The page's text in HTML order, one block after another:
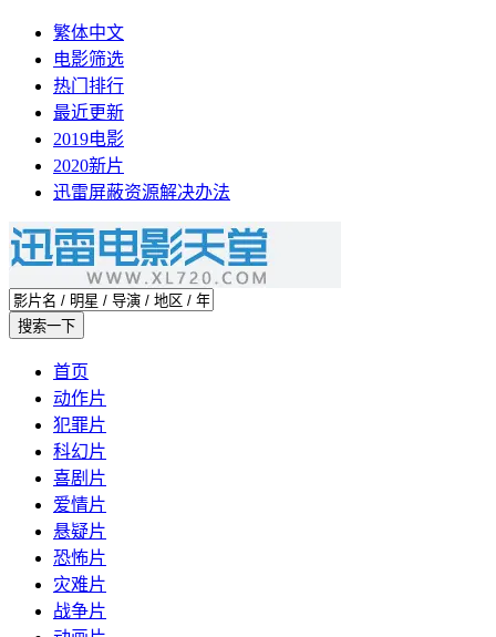
繁体中文
电影筛选
热门排行
最近更新
2019电影
2020新片
迅雷屏蔽资源解决办法
首页
动作片
犯罪片
科幻片
喜剧片
爱情片
悬疑片
恐怖片
灾难片
战争片